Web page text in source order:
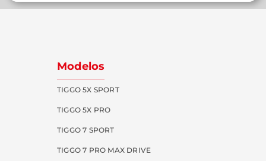
Modelos
TIGGO 5X SPORT
TIGGO 5X PRO
TIGGO 7 SPORT
TIGGO 7 PRO MAX DRIVE